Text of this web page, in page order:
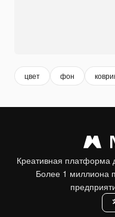
цвет фон
Креативная платформа
Более 1 миллиона